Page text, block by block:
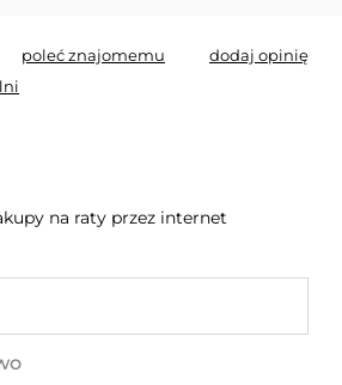
poleć znajomemu
dodaj opinię